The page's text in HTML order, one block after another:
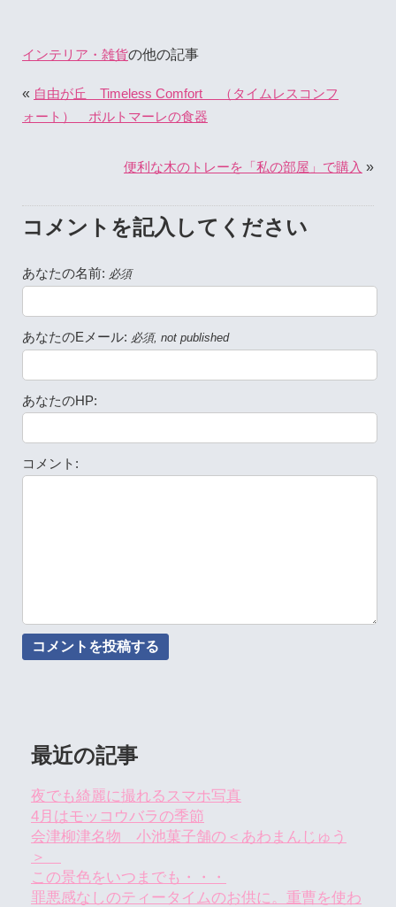
インテリア・雑貨の他の記事
« 自由が丘 Timeless Comfort （タイムレスコンフ
ォート） ポルトマーレの食器
便利な木のトレーを「私の部屋」で購入 »
コメントを記入してください
あなたの名前: 必須
あなたのEメール: 必須, not published
あなたのHP:
コメント:
最近の記事
夜でも綺麗に撮れるスマホ写真
4月はモッコウバラの季節
会津柳津名物 小池菓子舗の＜あわまんじゅう
＞
この景色をいつまでも・・・
罪悪感なしのティータイムのお供に。重曹を使わ